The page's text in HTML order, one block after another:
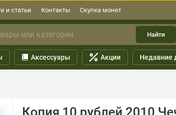
и статьи Контакты Скупка монет
Найти
Аксессуары Акции Недавние